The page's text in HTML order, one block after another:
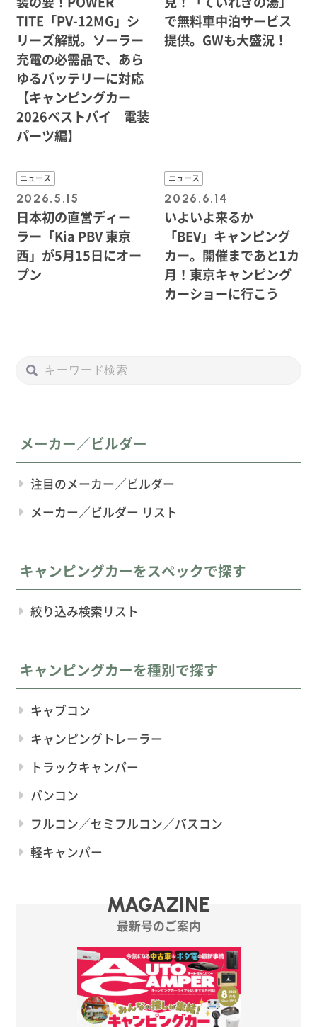
TITE「PV-12MG」シ
リーズ解説。ソーラー
充電の必需品で、あら
ゆるバッテリーに対応
【キャンピングカー
2026ベストバイ 電装
パーツ編】
で無料車中泊サービス
提供。GWも大盛況！
ニュース
2026.5.15
日本初の直営ディー
ラー「Kia PBV 東京
西」が5月15日にオー
プン
ニュース
2026.6.14
いよいよ来るか
「BEV」キャンピング
カー。開催まであと1カ
月！東京キャンピング
カーショーに行こう
メーカー／ビルダー
注目のメーカー／ビルダー
メーカー／ビルダー リスト
キャンピングカーをスペックで探す
絞り込み検索リスト
キャンピングカーを種別で探す
キャブコン
キャンピングトレーラー
トラックキャンパー
バンコン
フルコン／セミフルコン／バスコン
軽キャンパー
MAGAZINE
最新号のご案内